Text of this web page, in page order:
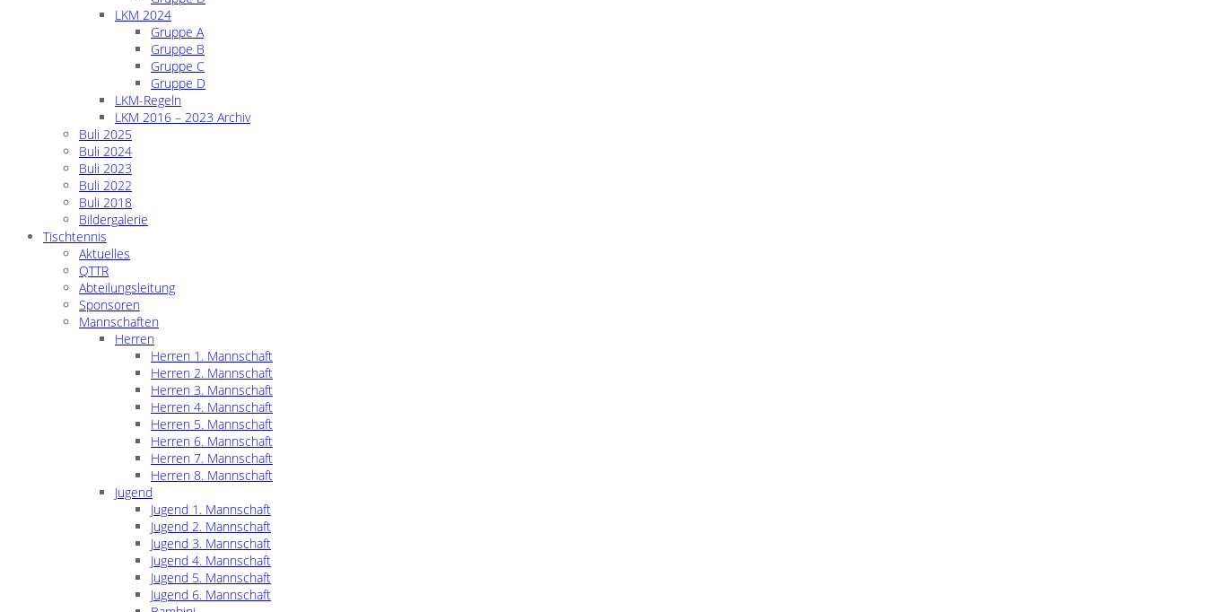
LKM 2024
Gruppe A
Gruppe B
Gruppe C
Gruppe D
LKM-Regeln
LKM 2016 – 2023 Archiv
Buli 2025
Buli 2024
Buli 2023
Buli 2022
Buli 2018
Bildergalerie
Tischtennis
Aktuelles
QTTR
Abteilungsleitung
Sponsoren
Mannschaften
Herren
Herren 1. Mannschaft
Herren 2. Mannschaft
Herren 3. Mannschaft
Herren 4. Mannschaft
Herren 5. Mannschaft
Herren 6. Mannschaft
Herren 7. Mannschaft
Herren 8. Mannschaft
Jugend
Jugend 1. Mannschaft
Jugend 2. Mannschaft
Jugend 3. Mannschaft
Jugend 4. Mannschaft
Jugend 5. Mannschaft
Jugend 6. Mannschaft